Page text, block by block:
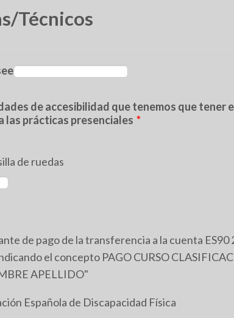
Técnicos
de accesibilidad que tenemos que tener
las prácticas presenciales *
de ruedas
de pago de la transferencia a la cuenta ES90
el concepto PAGO CURSO
APELLIDO"
Española de Discapacidad Física